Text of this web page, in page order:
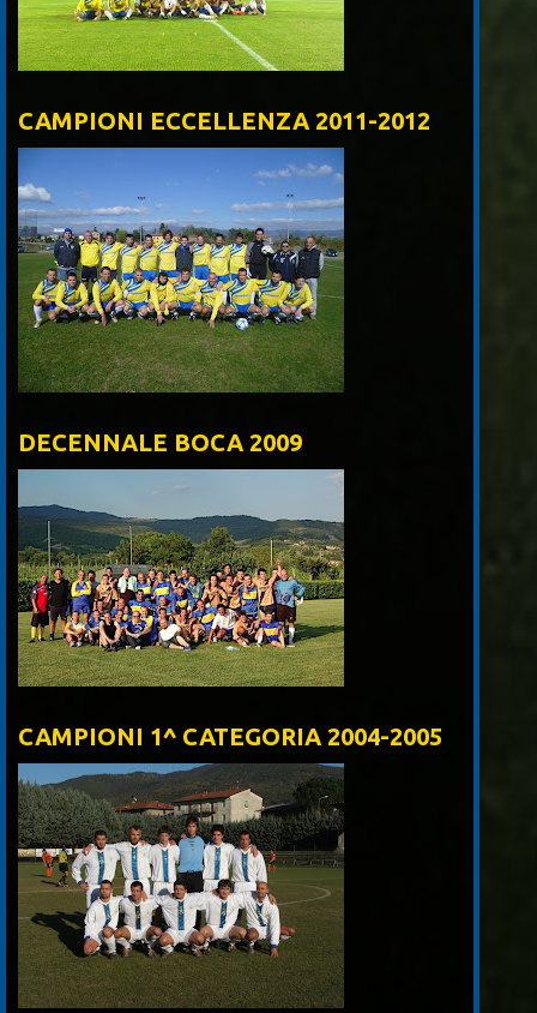
CAMPIONI ECCELLENZA 2011-2012
DECENNALE BOCA 2009
CAMPIONI 1^ CATEGORIA 2004-2005